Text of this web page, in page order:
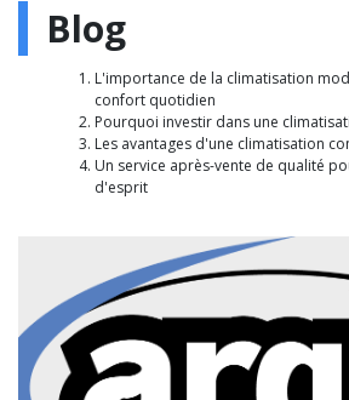
Blog
L'importance de la climatisation
confort quotidien
Pourquoi investir dans une
Les avantages d'une climatisation
Un service après-vente de qualité
d'esprit